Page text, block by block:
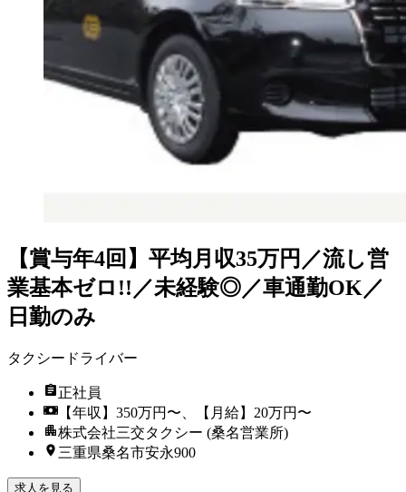
【賞与年4回】平均月収35万円／流し営
業基本ゼロ!!／未経験◎／車通勤OK／
日勤のみ
タクシードライバー
正社員
【年収】350万円〜、【月給】20万円〜
株式会社三交タクシー (桑名営業所)
三重県桑名市安永900
求人を見る